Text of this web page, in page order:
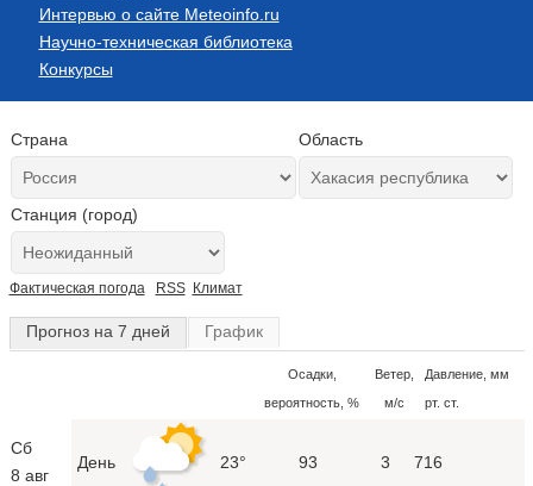
Интервью о сайте Meteoinfo.ru
Научно-техническая библиотека
Конкурсы
Страна Область
Станция (город)
Фактическая погода RSS Климат
Прогноз на 7 дней График
Осадки,
вероятность, %
Ветер,
м/с
Давление, мм
рт. ст.
Сб
8 авг
День 23° 93 3 716